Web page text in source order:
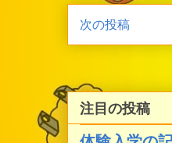
次の投稿
注目の投稿